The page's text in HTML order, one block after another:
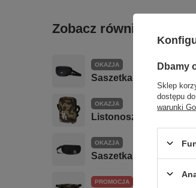
Zobacz również
OKAZJA
Saszetka nerka NEW
OKAZJA
Listonoszka NEW
OKAZJA
Saszetka nerka NEW
PROMOCJA
Dbamy
Sklep
dostępu
warunki